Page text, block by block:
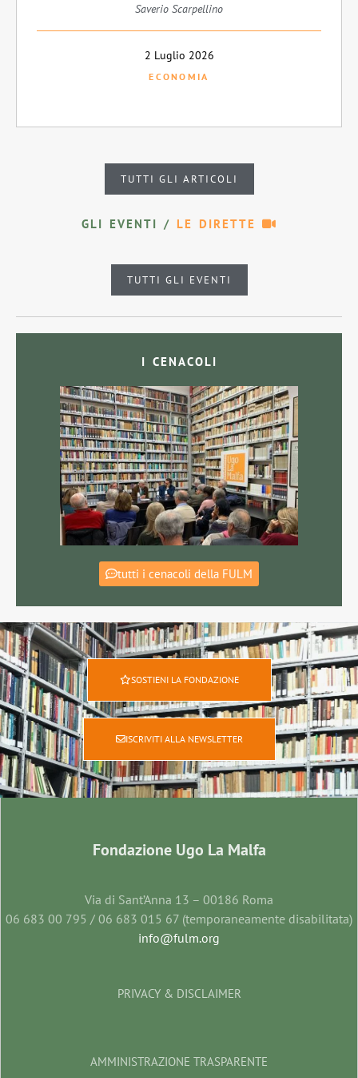
Saverio Scarpellino
2 Luglio 2026
ECONOMIA
TUTTI GLI ARTICOLI
GLI EVENTI / LE DIRETTE
TUTTI GLI EVENTI
I CENACOLI
tutti i cenacoli della FULM
SOSTIENI LA FONDAZIONE
ISCRIVITI ALLA NEWSLETTER
Fondazione Ugo La Malfa
Via di Sant’Anna 13 – 00186 Roma
06 683 00 795 / 06 683 015 67 (temporaneamente disabilitata)
info@fulm.org
PRIVACY & DISCLAIMER
AMMINISTRAZIONE TRASPARENTE